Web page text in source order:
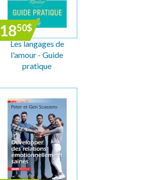
1850$
Les langages de
l'amour - Guide
pratique